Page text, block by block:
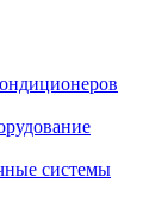
системы